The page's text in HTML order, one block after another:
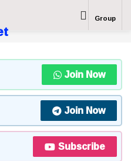
Group
Join Now
Join Now
Subscribe